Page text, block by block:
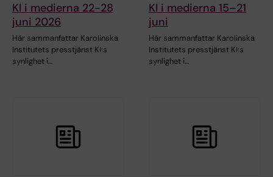
KI i medierna 22-28
juni 2026
Här sammanfattar Karolinska
Institutets presstjänst KI:s
synlighet i…
KI i medierna 15–21
juni
Här sammanfattar Karolinska
Institutets presstjänst KI:s
synlighet i…